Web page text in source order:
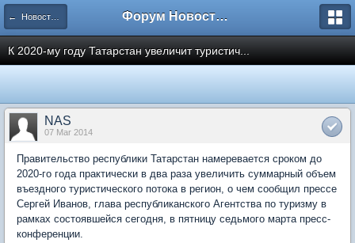
← Новости рынка недвижимости Форум Новостройки
К 2020-му году Татарстан увеличит туристич...
NAS
07 Mar 2014
Правительство республики Татарстан намеревается сроком до
2020-го года практически в два раза увеличить суммарный объем
въездного туристического потока в регион, о чем сообщил прессе
Сергей Иванов, глава республиканского Агентства по туризму в
рамках состоявшейся сегодня, в пятницу седьмого марта пресс-
конференции.